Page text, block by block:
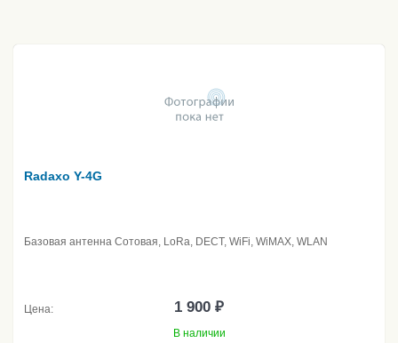
Radaxo Y-4G
Базовая антенна Сотовая, LoRa, DECT, WiFi, WiMAX, WLAN
Цена: 1 900 ₽
В наличии